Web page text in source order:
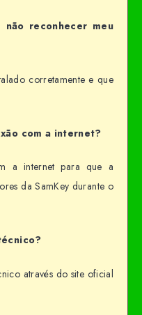
reconhecer meu
corretamente e que
com a internet?
a internet para que a
da SamKey durante o
através do site oficial